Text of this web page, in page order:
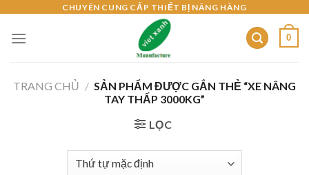
content
CHUYÊN CUNG CẤP THIẾT BỊ NÂNG HÀNG
0
TRANG CHỦ / SẢN PHẨM ĐƯỢC GẮN THẺ “XE NÂNG
TAY THẤP 3000KG”
LỌC